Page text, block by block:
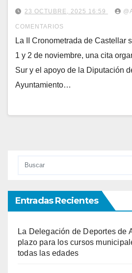
23 OCTUBRE, 2025 16:59
COMENTARIOS
La II Cronometrada de Castellar
1 y 2 de noviembre, una cita
Sur y el apoyo de la Diputación
Ayuntamiento…
Entradas Recientes
La Delegación de Deportes de
plazo para los cursos
todas las edades